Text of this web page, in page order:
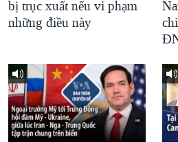
bị trục xuất nếu vi phạm
những điều này